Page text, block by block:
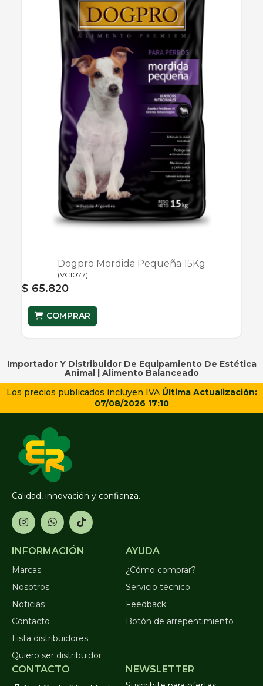
Dogpro Mordida Pequeña 15Kg
(VC1077)
$ 65.820
COMPRAR
Importador Y Distribuidor De Equipamiento De Estética
Animal | Alimento Balanceado
Los precios publicados incluyen IVA Última Actualización:
07/08/2026 17:10
Calidad, innovación y confianza.
INFORMACIÓN
Marcas
Nosotros
Noticias
Contacto
Lista distribuidores
Quiero ser distribuidor
AYUDA
¿Cómo comprar?
Servicio técnico
Feedback
Botón de arrepentimiento
CONTACTO NEWSLETTER